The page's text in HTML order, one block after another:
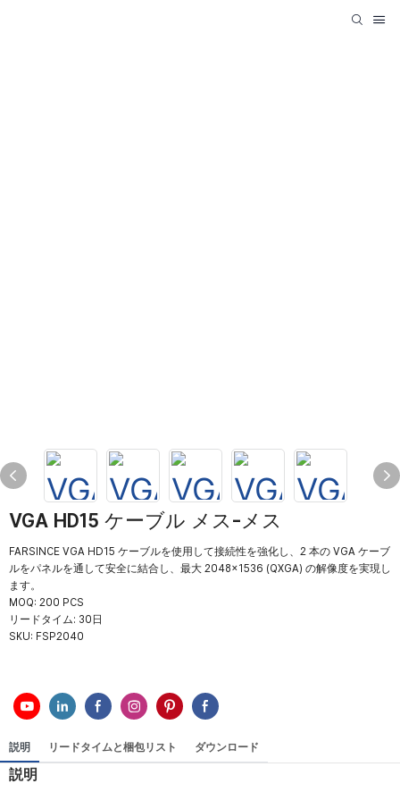
VGA HD15 ケーブル メス-メス
FARSINCE VGA HD15 ケーブルを使用して接続性を強化し、2 本の VGA ケーブ
ルをパネルを通して安全に結合し、最大 2048×1536 (QXGA) の解像度を実現し
ます。
MOQ: 200 PCS
リードタイム: 30日
SKU: FSP2040
説明 リードタイムと梱包リスト ダウンロード
説明